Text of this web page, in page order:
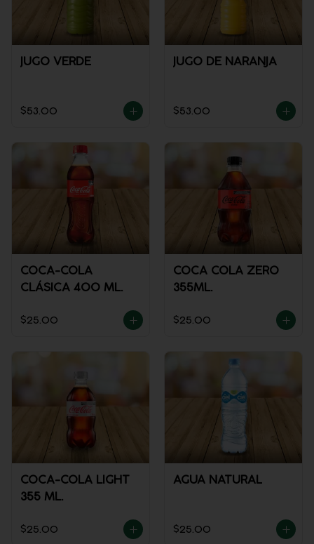
JUGO VERDE
$53.00
JUGO DE NARANJA
$53.00
COCA-COLA
CLÁSICA 400 ML.
$25.00
COCA COLA ZERO
355ML.
$25.00
COCA-COLA LIGHT
355 ML.
$25.00
AGUA NATURAL
$25.00